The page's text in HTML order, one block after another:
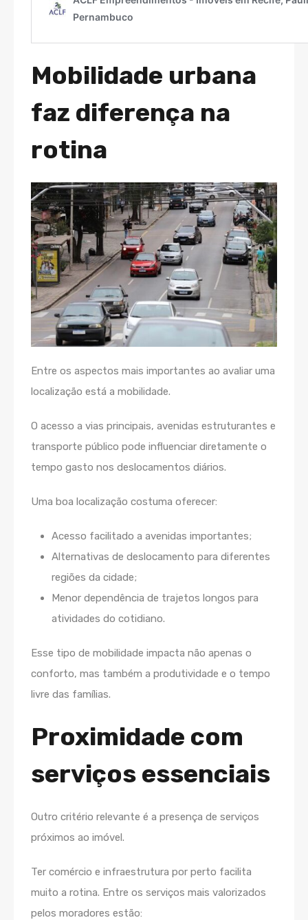
Mobilidade urbana
faz diferença na
rotina
Entre os aspectos mais importantes ao avaliar uma
localização está a mobilidade.
O acesso a vias principais, avenidas estruturantes e
transporte público pode influenciar diretamente o
tempo gasto nos deslocamentos diários.
Uma boa localização costuma oferecer:
Acesso facilitado a avenidas importantes;
Alternativas de deslocamento para diferentes
regiões da cidade;
Menor dependência de trajetos longos para
atividades do cotidiano.
Esse tipo de mobilidade impacta não apenas o
conforto, mas também a produtividade e o tempo
livre das famílias.
Proximidade com
serviços essenciais
Outro critério relevante é a presença de serviços
próximos ao imóvel.
Ter comércio e infraestrutura por perto facilita
muito a rotina. Entre os serviços mais valorizados
pelos moradores estão: